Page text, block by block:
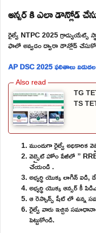
ఆన్సర్ కి ఎలా డౌన్లోడ్
రైల్వే NTPC 2025 గ్రాడ్యుయేట్స్
ఫాలో అవ్వడం ద్వారా డౌన్లోడ్
AP DSC 2025 ఫలితాలు
TG
TS
ముందుగా రైల్వే అధికారిక
వెబ్సైట్ హోం పేజీలో ”
చేయండి .
అభ్యర్థి యొక్క లాగిన్ ఐడి,
అభ్యర్థి యొక్క ఆన్సర్ కీ
ఆ రెస్పాన్స్ షీట్ లో ఉన్న
రైల్వే వారు ఇచ్చిన
పెట్టుకోండి.